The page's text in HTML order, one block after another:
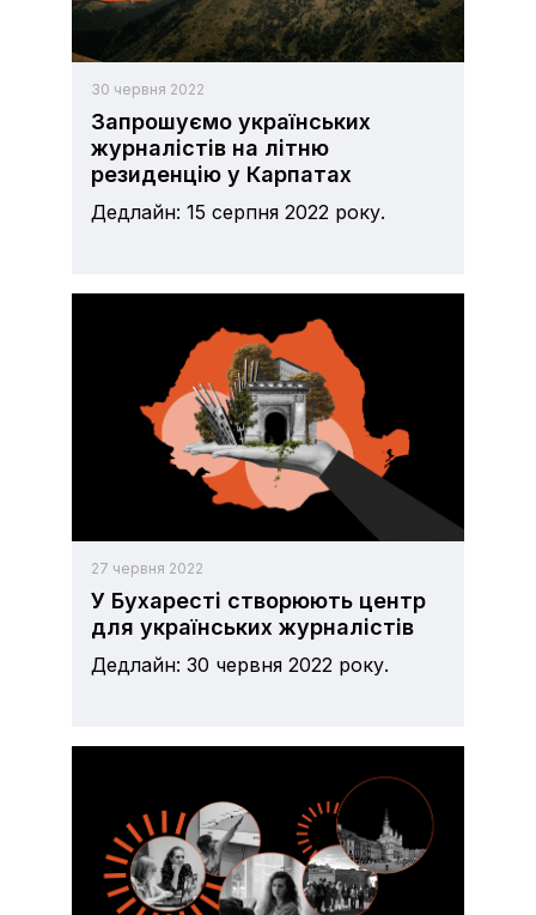
30 червня 2022
Запрошуємо українських
журналістів на літню
резиденцію у Карпатах
Дедлайн: 15 серпня 2022 року.
27 червня 2022
У Бухаресті створюють центр
для українських журналістів
Дедлайн: 30 червня 2022 року.